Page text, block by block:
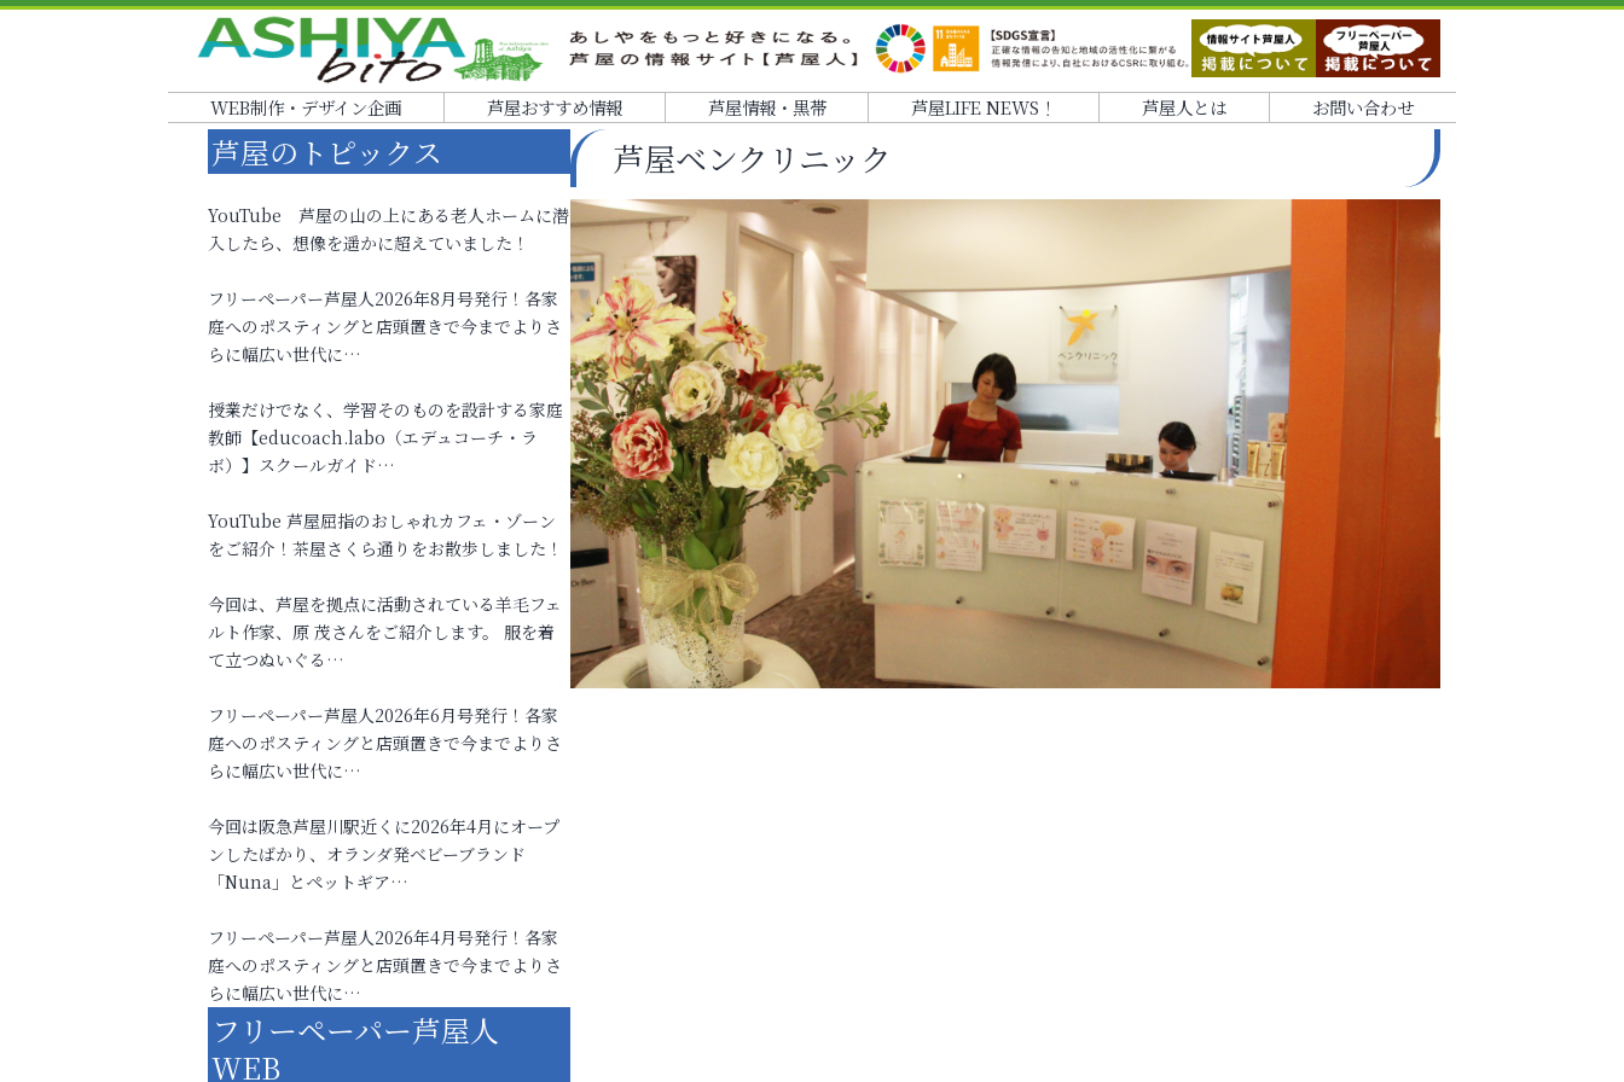
WEB制作・デザイン企画 芦屋おすすめ情報 芦屋情報・黒帯 芦屋LIFE NEWS！ 芦屋人とは お問い合わせ
芦屋ベンクリニック
芦屋のトピックス
YouTube 芦屋の山の上にある老人ホームに潜
入したら、想像を遥かに超えていました！
フリーペーパー芦屋人2026年8月号発行！各家
庭へのポスティングと店頭置きで今までよりさ
らに幅広い世代に…
授業だけでなく、学習そのものを設計する家庭
教師【educoach.labo（エデュコーチ・ラ
ボ）】スクールガイド…
YouTube 芦屋屈指のおしゃれカフェ・ゾーン
をご紹介！茶屋さくら通りをお散歩しました！
今回は、芦屋を拠点に活動されている羊毛フェ
ルト作家、原 茂さんをご紹介します。 服を着
て立つぬいぐる…
フリーペーパー芦屋人2026年6月号発行！各家
庭へのポスティングと店頭置きで今までよりさ
らに幅広い世代に…
今回は阪急芦屋川駅近くに2026年4月にオープ
ンしたばかり、オランダ発ベビーブランド
「Nuna」とペットギア…
フリーペーパー芦屋人2026年4月号発行！各家
庭へのポスティングと店頭置きで今までよりさ
らに幅広い世代に…
フリーペーパー芦屋人
WEB